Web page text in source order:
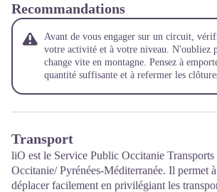
Recommandations
Avant de vous engager sur un circuit,
votre activité et à votre niveau. N'oubliez
change vite en montagne. Pensez à
quantité suffisante et à refermer les
Transport
liO est le Service Public Occitanie Transports
Occitanie/ Pyrénées-Méditerranée. Il permet
déplacer facilement en privilégiant les